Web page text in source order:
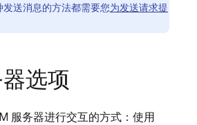
发送消息的方法都需要您为发送请求提
选项
服务器进行交互的方式：使用